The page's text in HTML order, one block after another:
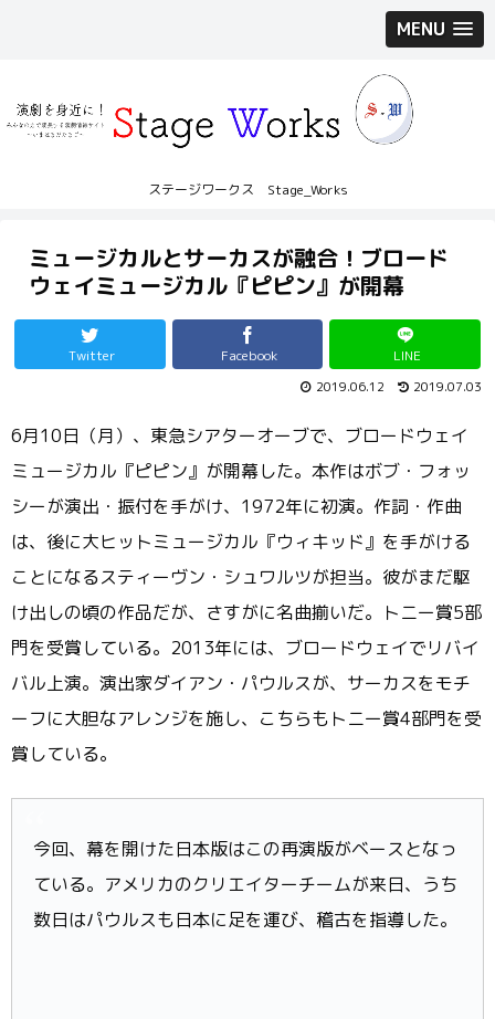
MENU
ステージワークス Stage_Works
ミュージカルとサーカスが融合！ブロード
ウェイミュージカル『ピピン』が開幕
Twitter Facebook LINE
2019.06.12 2019.07.03
6月10日（月）、東急シアターオーブで、ブロードウェイ
ミュージカル『ピピン』が開幕した。本作はボブ・フォッ
シーが演出・振付を手がけ、1972年に初演。作詞・作曲
は、後に大ヒットミュージカル『ウィキッド』を手がける
ことになるスティーヴン・シュワルツが担当。彼がまだ駆
け出しの頃の作品だが、さすがに名曲揃いだ。トニー賞5部
門を受賞している。2013年には、ブロードウェイでリバイ
バル上演。演出家ダイアン・パウルスが、サーカスをモチ
ーフに大胆なアレンジを施し、こちらもトニー賞4部門を受
賞している。
今回、幕を開けた日本版はこの再演版がベースとなっ
ている。アメリカのクリエイターチームが来日、うち
数日はパウルスも日本に足を運び、稽古を指導した。